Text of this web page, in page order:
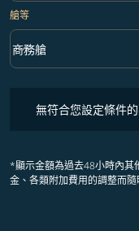
艙等
艙等 option 商務艙
商務艙
keyboard_arrow_down
無符合您設定條件
*顯示金額為過去48小時內其
金、各類附加費用的調整而隨